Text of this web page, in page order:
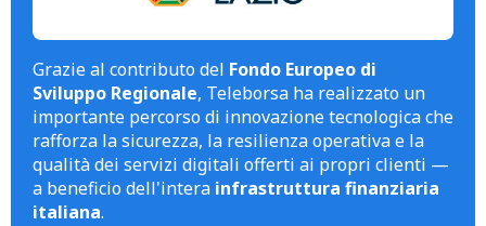
Grazie al contributo del Fondo Europeo di
Sviluppo Regionale, Teleborsa ha realizzato un
importante percorso di innovazione tecnologica che
rafforza la sicurezza, la resilienza operativa e la
qualità dei servizi digitali offerti ai propri clienti —
a beneficio dell'intera infrastruttura finanziaria
italiana.